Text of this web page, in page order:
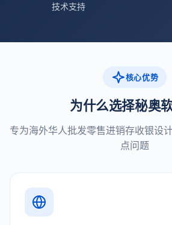
技术支持
核心优势
为什么选择秘奥软
专为海外华人批发零售进销存收银设
点问题